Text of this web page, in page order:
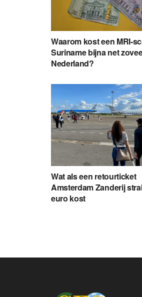
Waarom kost een MRI-
Suriname bijna net
Nederland?
Wat als een retourticket
Amsterdam Zanderij
euro kost